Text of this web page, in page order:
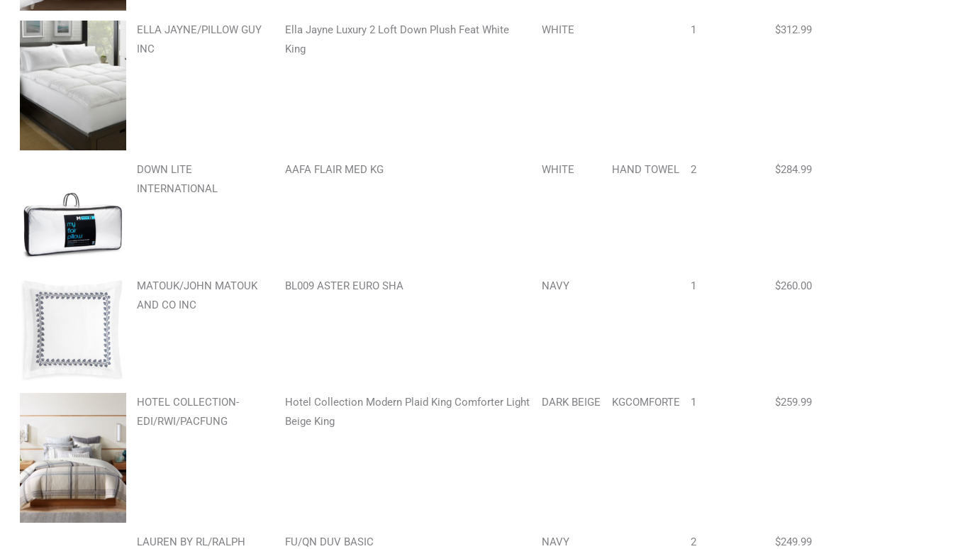
ELLA JAYNE/PILLOW GUY
INC
Ella Jayne Luxury 2 Loft Down Plush Feat White
King
WHITE 1 $312.99
DOWN LITE
INTERNATIONAL
AAFA FLAIR MED KG WHITE HAND TOWEL 2 $284.99
MATOUK/JOHN MATOUK
AND CO INC
BL009 ASTER EURO SHA NAVY 1 $260.00
HOTEL COLLECTION-
EDI/RWI/PACFUNG
Hotel Collection Modern Plaid King Comforter Light
Beige King
DARK BEIGE KGCOMFORTE 1 $259.99
LAUREN BY RL/RALPH
FU/QN DUV BASIC NAVY 2 $249.99